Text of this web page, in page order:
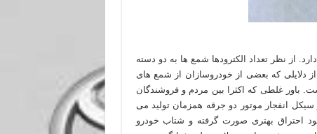
از نظر تعداد الکترودها شمع ها به دو دسته
تقسیم می شوند. یکی از دلایلی که بعضی از خودروسازان از شمع های
باور غلطی که اکثرا بین مردم و فروشندگان
انفجار موتور دو جرقه همزمان تولید می
احتراق بهتری صورت گرفته و شتاب خودرو